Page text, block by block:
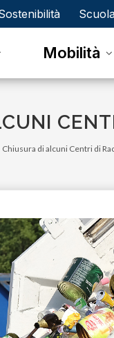
Mobilità
Chiusura di alcuni Centri di
2026: scaricali e